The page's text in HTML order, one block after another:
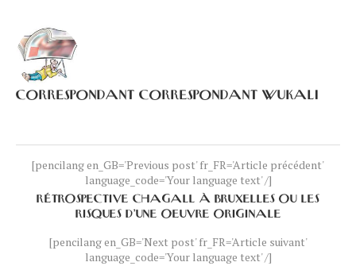
CORRESPONDANT CORRESPONDANT WUKALI
[pencilang en_GB='Previous post' fr_FR='Article précédent'
language_code='Your language text' /]
RÉTROSPECTIVE CHAGALL À BRUXELLES OU LES
RISQUES D’UNE OEUVRE ORIGINALE
[pencilang en_GB='Next post' fr_FR='Article suivant'
language_code='Your language text' /]